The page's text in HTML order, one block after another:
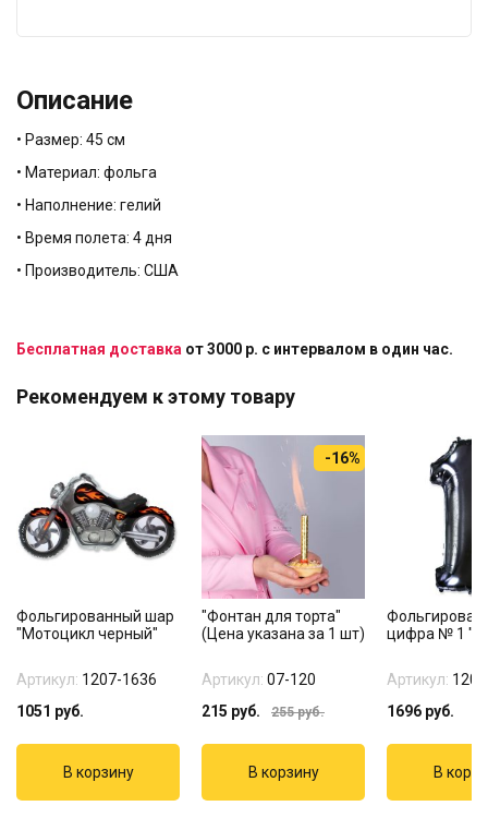
Описание
• Размер: 45 см
• Материал: фольга
• Наполнение: гелий
• Время полета: 4 дня
• Производитель: США
Бесплатная доставка от 3000 р. с интервалом в один час.
Рекомендуем к этому товару
Фольгированный шар
"Мотоцикл черный"
Артикул: 1207-1636
1051 руб.
-16%
"Фонтан для торта"
(Цена указана за 1 шт)
Артикул: 07-120
215 руб. 255руб.
цифра № 1
Артикул:
1696 руб.